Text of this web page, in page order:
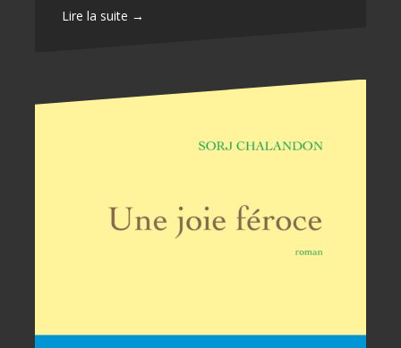
Lire la suite →